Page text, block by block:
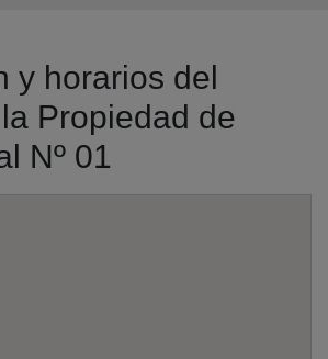
y horarios del
Propiedad de
Nº 01